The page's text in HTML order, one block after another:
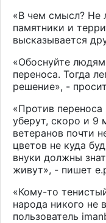
«В чем смысл? Не
памятники и
высказывается
«Обоснуйте
переноса. Тогда
решение», -
«Против
уберут, скоро и 9
ветеранов почти
цветов не куда
внуки должны
живут», - пишет
«Кому-то
народа никого не
пользователь